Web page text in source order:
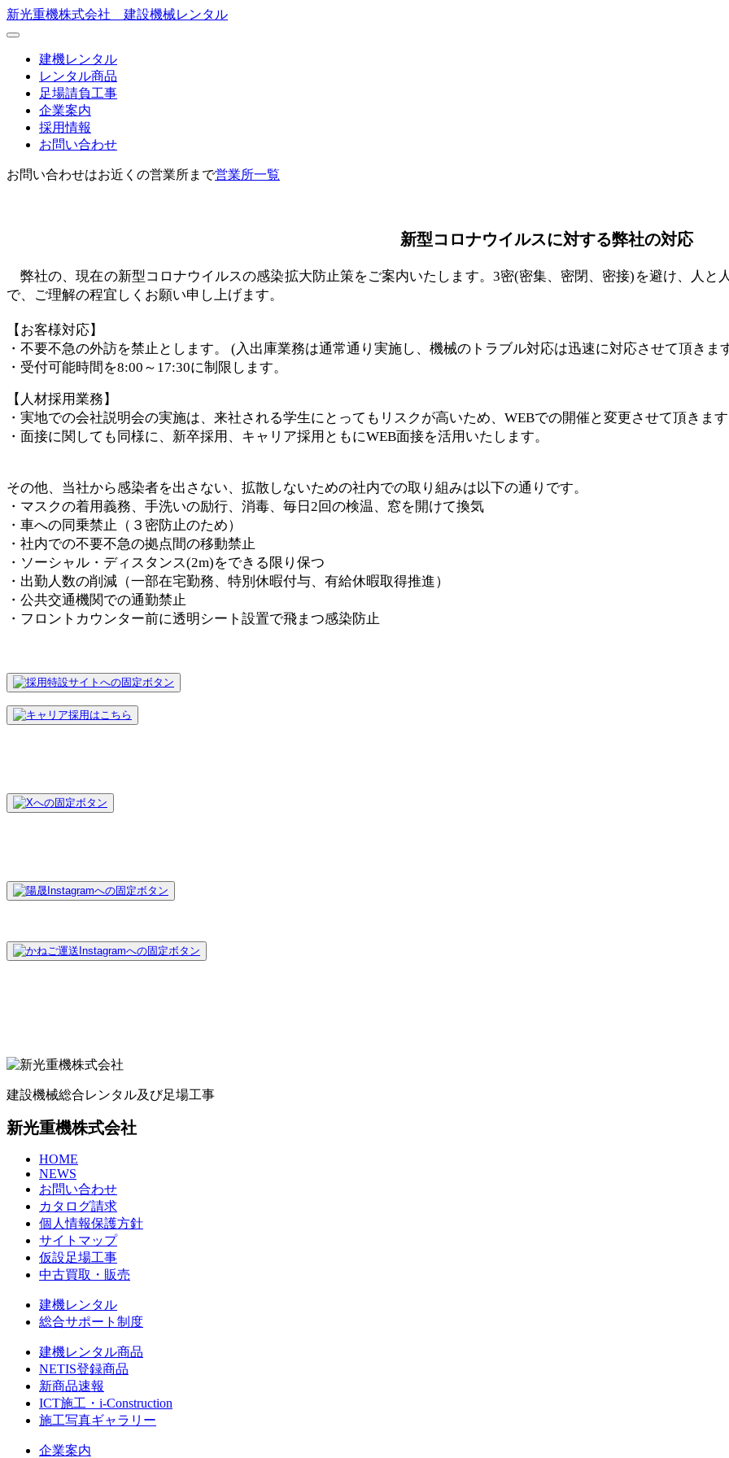
新光重機株式会社 建設機械レンタル
建機レンタル
レンタル商品
足場請負工事
企業案内
採用情報
お問い合わせ
お問い合わせはお近くの営業所まで営業所一覧
新型コロナウイルスに対する弊社の対応
弊社の、現在の新型コロナウイルスの感染拡大防止策をご案内いたします。3密(密集、密閉、密接)を避け、人と
で、ご理解の程宜しくお願い申し上げます。
【お客様対応】
・不要不急の外訪を禁止とします。 (入出庫業務は通常通り実施し、機械のトラブル対応は迅速に対応させて頂きま
・受付可能時間を8:00～17:30に制限します。
【人材採用業務】
・実地での会社説明会の実施は、来社される学生にとってもリスクが高いため、WEBでの開催と変更させて頂きま
・面接に関しても同様に、新卒採用、キャリア採用ともにWEB面接を活用いたします。
その他、当社から感染者を出さない、拡散しないための社内での取り組みは以下の通りです。
・マスクの着用義務、手洗いの励行、消毒、毎日2回の検温、窓を開けて換気
・車への同乗禁止（３密防止のため）
・社内での不要不急の拠点間の移動禁止
・ソーシャル・ディスタンス(2m)をできる限り保つ
・出勤人数の削減（一部在宅勤務、特別休暇付与、有給休暇取得推進）
・公共交通機関での通勤禁止
・フロントカウンター前に透明シート設置で飛まつ感染防止
建設機械総合レンタル及び足場工事
新光重機株式会社
HOME
NEWS
お問い合わせ
カタログ請求
個人情報保護方針
サイトマップ
仮設足場工事
中古買取・販売
建機レンタル
総合サポート制度
建機レンタル商品
NETIS登録商品
新商品速報
ICT施工・i-Construction
施工写真ギャラリー
企業案内